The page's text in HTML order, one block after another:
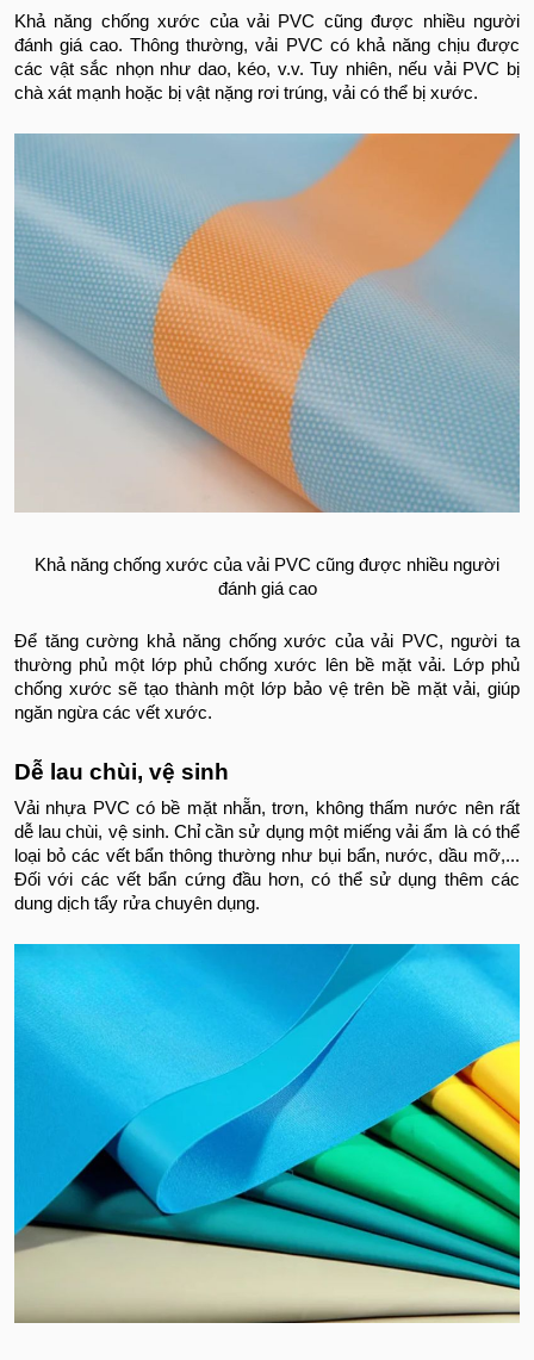
Khả năng chống xước của vải PVC cũng được nhiều người
đánh giá cao. Thông thường, vải PVC có khả năng chịu được
các vật sắc nhọn như dao, kéo, v.v. Tuy nhiên, nếu vải PVC bị
chà xát mạnh hoặc bị vật nặng rơi trúng, vải có thể bị xước.
Khả năng chống xước của vải PVC cũng được nhiều người
đánh giá cao
Để tăng cường khả năng chống xước của vải PVC, người ta
thường phủ một lớp phủ chống xước lên bề mặt vải. Lớp phủ
chống xước sẽ tạo thành một lớp bảo vệ trên bề mặt vải, giúp
ngăn ngừa các vết xước.
Dễ lau chùi, vệ sinh
Vải nhựa PVC có bề mặt nhẵn, trơn, không thấm nước nên rất
dễ lau chùi, vệ sinh. Chỉ cần sử dụng một miếng vải ẩm là có thể
loại bỏ các vết bẩn thông thường như bụi bẩn, nước, dầu mỡ,...
Đối với các vết bẩn cứng đầu hơn, có thể sử dụng thêm các
dung dịch tẩy rửa chuyên dụng.